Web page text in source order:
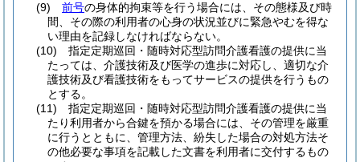
(9)
前号の身体的拘束等を行う場合には、その態様及び時
間、その際の利用者の心身の状況並びに緊急やむを得な
い理由を記録しなければならない。
(10)
指定定期巡回・随時対応型訪問介護看護の提供に当
たっては、介護技術及び医学の進歩に対応し、適切な介
護技術及び看護技術をもってサービスの提供を行うもの
とする。
(11)
指定定期巡回・随時対応型訪問介護看護の提供に当
たり利用者から合鍵を預かる場合には、その管理を厳重
に行うとともに、管理方法、紛失した場合の対処方法そ
の他必要な事項を記載した文書を利用者に交付するもの